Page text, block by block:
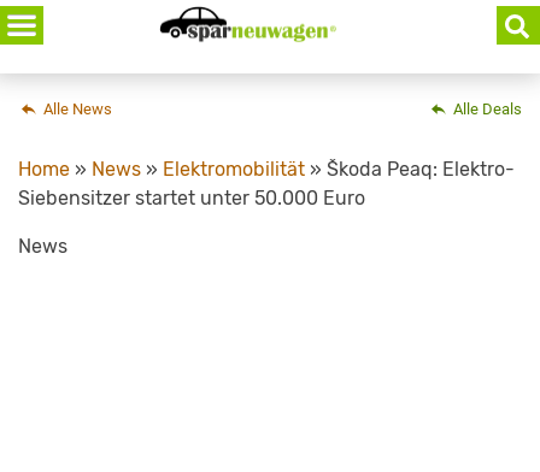
Skip
to
content
Alle Deals
Alle News
Home » News » Elektromobilität » Škoda Peaq: Elektro-
Siebensitzer startet unter 50.000 Euro
News